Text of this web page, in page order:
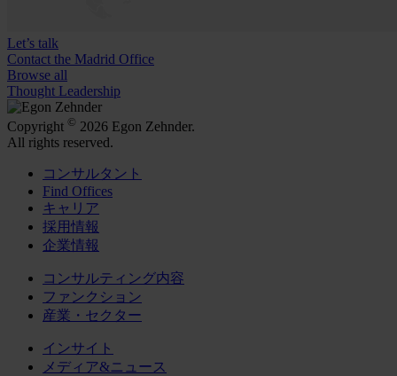
Let’s talk
Contact the Madrid Office
Browse all
Thought Leadership
Copyright © 2026 Egon Zehnder.
All rights reserved.
コンサルタント
Find Offices
キャリア
採用情報
企業情報
コンサルティング内容
ファンクション
産業・セクター
インサイト
メディア&ニュース